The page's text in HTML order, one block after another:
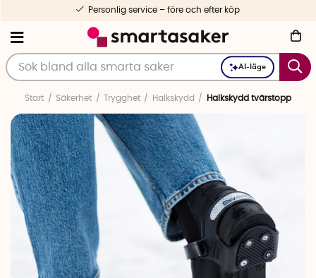
AI-läge
Personlig service – före och efter köp
Start Säkerhet Trygghet Halkskydd Halkskydd tvärstopp